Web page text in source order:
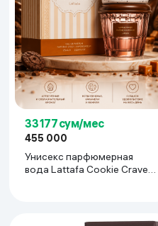
33 177 сум/мес
455 000
Унисекс парфюмерная
вода Lattafa Cookie Crave,